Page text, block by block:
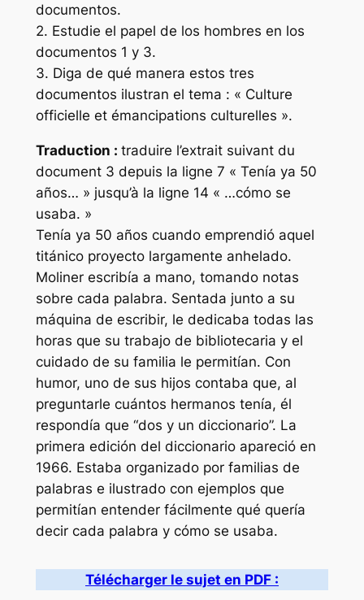
documentos.
2. Estudie el papel de los hombres en los
documentos 1 y 3.
3. Diga de qué manera estos tres
documentos ilustran el tema : « Culture
officielle et émancipations culturelles ».
Traduction : traduire l’extrait suivant du
document 3 depuis la ligne 7 « Tenía ya 50
años… » jusqu’à la ligne 14 « …cómo se
usaba. »
Tenía ya 50 años cuando emprendió aquel
titánico proyecto largamente anhelado.
Moliner escribía a mano, tomando notas
sobre cada palabra. Sentada junto a su
máquina de escribir, le dedicaba todas las
horas que su trabajo de bibliotecaria y el
cuidado de su familia le permitían. Con
humor, uno de sus hijos contaba que, al
preguntarle cuántos hermanos tenía, él
respondía que “dos y un diccionario”. La
primera edición del diccionario apareció en
1966. Estaba organizado por familias de
palabras e ilustrado con ejemplos que
permitían entender fácilmente qué quería
decir cada palabra y cómo se usaba.
Télécharger le sujet en PDF :